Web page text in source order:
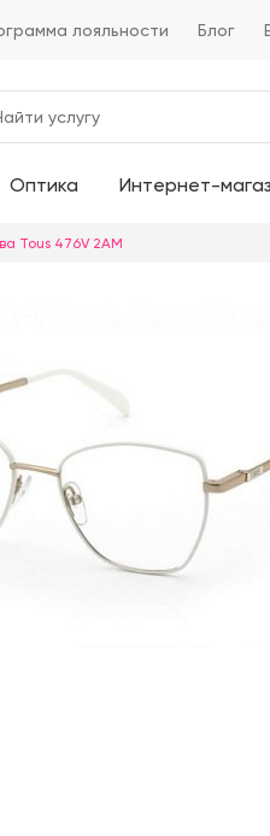
лояльности Блог
Оптика Интернет-
Tous 476V 2AM